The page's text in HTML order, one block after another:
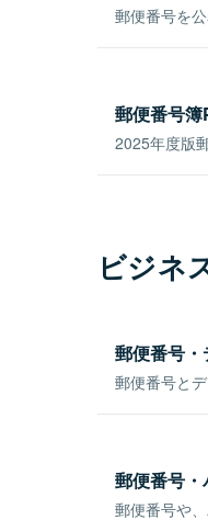
郵便番号を
郵便番号簿
2025年度版
ビジネ
郵便番号
郵便番号と
郵便番号
郵便番号や